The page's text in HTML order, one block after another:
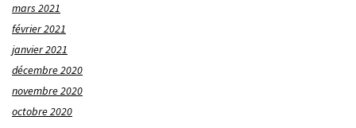
mars 2021
février 2021
janvier 2021
décembre 2020
novembre 2020
octobre 2020